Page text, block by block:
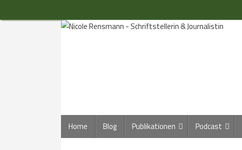
Inhalt
Inhalt
springen
Home Blog Publikationen Podcast